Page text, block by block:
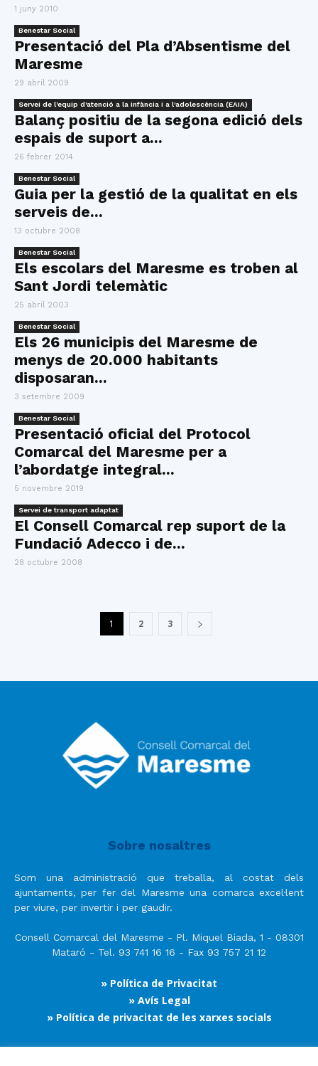
1 juny 2010
Benestar Social
Presentació del Pla d’Absentisme del
Maresme
29 abril 2009
Servei de l'equip d'atenció a la infància i a l'adolescència (EAIA)
Balanç positiu de la segona edició dels
espais de suport a...
26 febrer 2014
Benestar Social
Guia per la gestió de la qualitat en els
serveis de...
13 octubre 2008
Benestar Social
Els escolars del Maresme es troben al
Sant Jordi telemàtic
25 abril 2003
Benestar Social
Els 26 municipis del Maresme de
menys de 20.000 habitants
disposaran...
3 setembre 2009
Benestar Social
Presentació oficial del Protocol
Comarcal del Maresme per a
l’abordatge integral...
5 novembre 2019
Servei de transport adaptat
El Consell Comarcal rep suport de la
Fundació Adecco i de...
28 octubre 2008
1 2 3
Sobre nosaltres
Som una administració que treballa, al costat dels
ajuntaments, per fer del Maresme una comarca excel·lent
per viure, per invertir i per gaudir.
Consell Comarcal del Maresme - Pl. Miquel Biada, 1 - 08301
Mataró - Tel. 93 741 16 16 - Fax 93 757 21 12
» Política de Privacitat
» Avís Legal
» Política de privacitat de les xarxes socials